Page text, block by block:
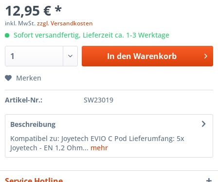
12,95 € *
inkl. MwSt.zzgl. Versandkosten
Sofort versandfertig, Lieferzeit ca. 1-3 Werktage
In den Warenkorb
Merken
Artikel-Nr.: SW23019
Beschreibung
Kompatibel zu: Joyetech EVIO C Pod Lieferumfang: 5x
Joyetech - EN 1,2 Ohm... mehr